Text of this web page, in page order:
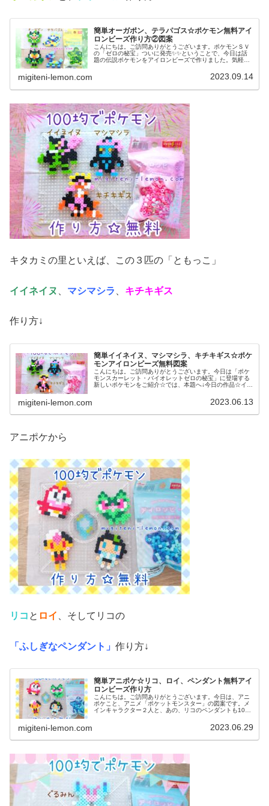
簡単オーガポン、テラパゴス☆ポケモン無料アイ
ロンビーズ作り方②図案
こんにちは。ご訪問ありがとうございます。ポケモンＳＶ
の「ゼロの秘宝」ついに発売✨✨ということで、今日は話
題の伝説ポケモンをアイロンビーズで作りました。気軽に
migiteni-lemon.com 2023.09.14
キタカミの里といえば、この３匹の「ともっこ」
イイネイヌ マシマシラ キチキギス
作り方↓
簡単イイネイヌ、マシマシラ、キチキギス☆ポケ
モンアイロンビーズ無料図案
こんにちは。ご訪問ありがとうございます。今日は「ポケ
モンスカーレット・バイオレットゼロの秘宝」に登場する
新しいポケモンをご紹介☆では、本題へ↓今日の作品☆イイ
migiteni-lemon.com 2023.06.13
アニポケから
リコ と ロイ 、そしてリコの
「ふしぎなペンダント」 作り方↓
簡単アニポケ☆リコ、ロイ、ペンダント無料アイ
ロンビーズ作り方
こんにちは。ご訪問ありがとうございます。今日は、アニ
ポケこと、アニメ「ポケットモンスター」の図案です。メ
インキャラクター２人と、あの、リコのペンダントも100
migiteni-lemon.com 2023.06.29